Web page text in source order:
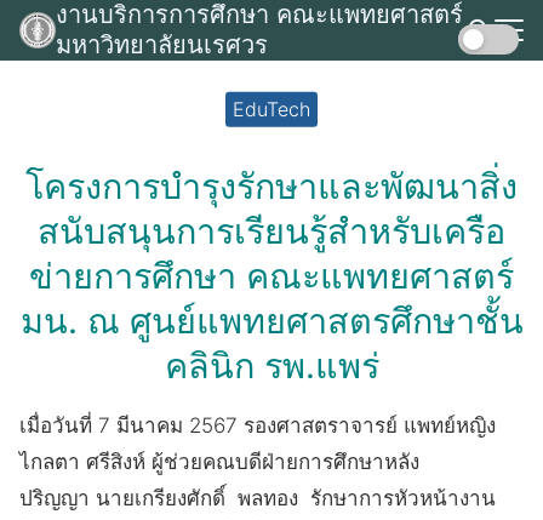
Skip
งานบริการการศึกษา คณะแพทยศาสตร์
มหาวิทยาลัยนเรศวร
EduTech
โครงการบำรุงรักษาและพัฒนาสิ่ง
สนับสนุนการเรียนรู้สำหรับเครือ
ข่ายการศึกษา คณะแพทยศาสตร์
มน. ณ ศูนย์แพทยศาสตรศึกษาชั้น
คลินิก รพ.แพร่
เมื่อวันที่ 7 มีนาคม 2567 รองศาสตราจารย์ แพทย์หญิง
ไกลตา ศรีสิงห์ ผู้ช่วยคณบดีฝ่ายการศึกษาหลัง
ปริญญา นายเกรียงศักดิ์ พลทอง รักษาการหัวหน้างาน